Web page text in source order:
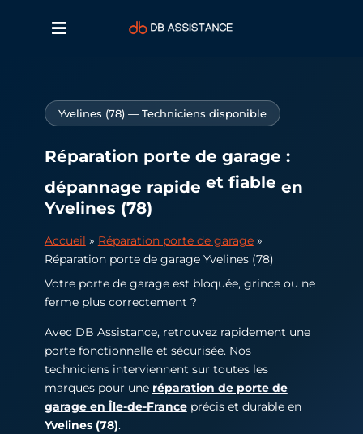
Yvelines (78) — Techniciens disponible
Réparation porte de garage :
dépannage rapide et fiable en
Yvelines (78)
Accueil » Réparation porte de garage»
Réparation porte de garage Yvelines (78)
Votre porte de garage est bloquée, grince ou ne
ferme plus correctement ?
Avec DB Assistance, retrouvez rapidement une
porte fonctionnelle et sécurisée. Nos
techniciens interviennent sur toutes les
marques pour une réparation de porte de
garage en Île-de-Franceprécis et durable en
Yvelines (78).